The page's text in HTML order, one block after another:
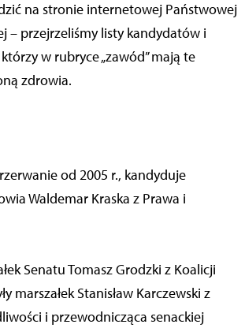
na stronie internetowej Państwowej
– przejrzeliśmy listy kandydatów i
w rubryce „zawód” mają te
zdrowia.
od 2005 r., kandyduje
Waldemar Kraska z Prawa i
Senatu Tomasz Grodzki z Koalicji
marszałek Stanisław Karczewski z
i przewodnicząca senackiej